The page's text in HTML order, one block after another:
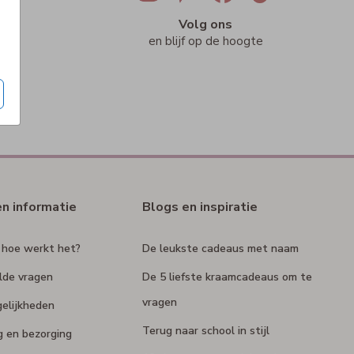
Volg ons
en blijf op de hoogte
informatie
werkt het?
vragen
en bezorging
Blogs en inspiratie
De leukste cadeaus met naam
De 5 liefste kraamcadeaus om te
vragen
Terug naar school in stijl